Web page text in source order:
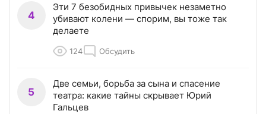
4
Эти 7 безобидных привычек незаметно
убивают колени — спорим, вы тоже так
делаете
124 Обсудить
5
Две семьи, борьба за сына и спасение
театра: какие тайны скрывает Юрий
Гальцев